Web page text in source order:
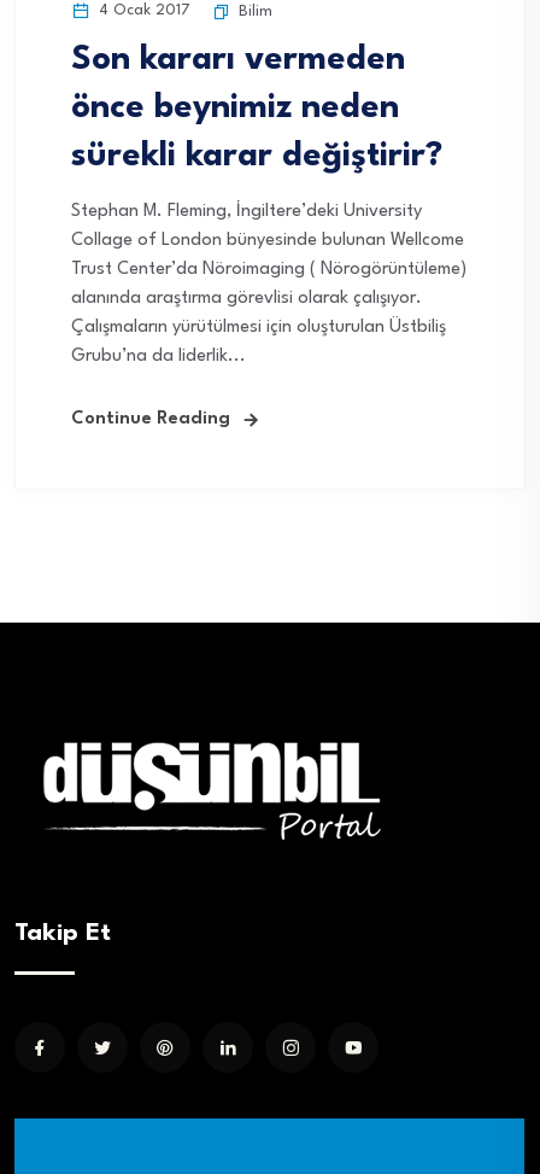
4 Ocak 2017 Bilim
Son kararı vermeden
önce beynimiz neden
sürekli karar değiştirir?
Stephan M. Fleming, İngiltere’deki University
Collage of London bünyesinde bulunan Wellcome
Trust Center’da Nöroimaging ( Nörogörüntüleme)
alanında araştırma görevlisi olarak çalışıyor.
Çalışmaların yürütülmesi için oluşturulan Üstbiliş
Grubu’na da liderlik...
Continue Reading
Takip Et